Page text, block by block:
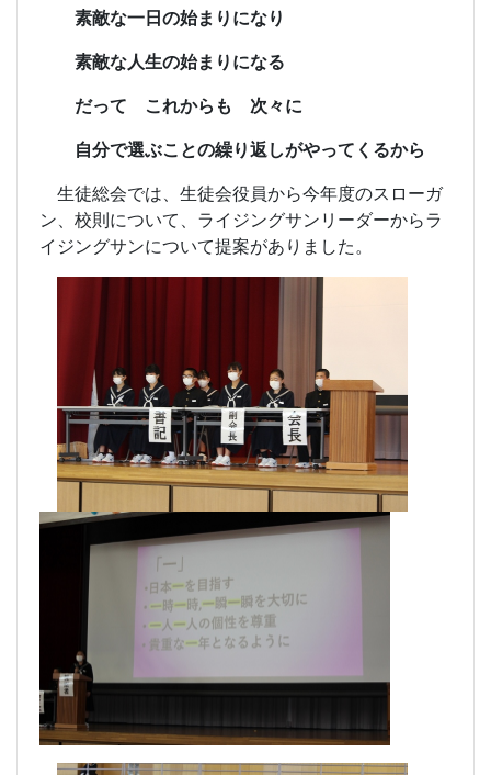
素敵な一日の始まりになり
素敵な人生の始まりになる
だって これからも 次々に
自分で選ぶことの繰り返しがやってくるから
生徒総会では、生徒会役員から今年度のスローガ
ン、校則について、ライジングサンリーダーからラ
イジングサンについて提案がありました。